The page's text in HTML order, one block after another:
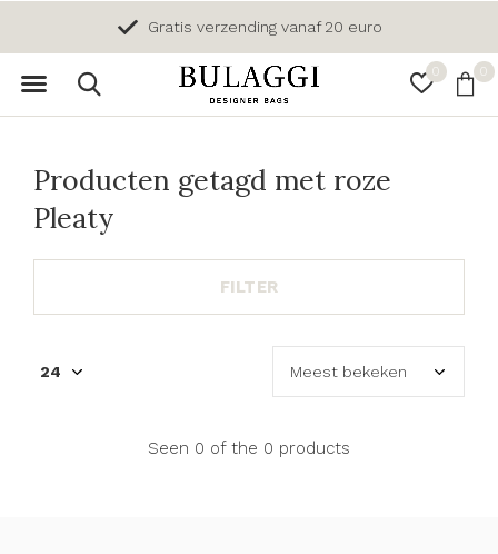
0 0
Gratis verzending vanaf 20 euro
Producten getagd met roze
Pleaty
FILTER
Seen 0 of the 0 products